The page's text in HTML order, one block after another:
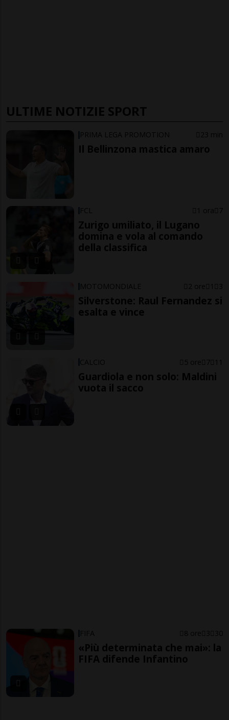
ULTIME NOTIZIE SPORT
PRIMA LEGA PROMOTION 23 min
Il Bellinzona mastica amaro
FCL 1 ora 7
Zurigo umiliato, il Lugano
domina e vola al comando
della classifica
MOTOMONDIALE 2 ore 1 3
Silverstone: Raul Fernandez si
esalta e vince
CALCIO 5 ore 7 11
Guardiola e non solo: Maldini
vuota il sacco
FIFA 8 ore 3 30
«Più determinata che mai»: la
FIFA difende Infantino